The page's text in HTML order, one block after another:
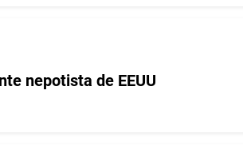
nepotista de EEUU